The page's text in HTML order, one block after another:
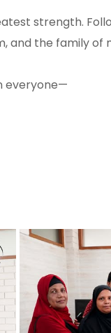
strength.
and the family
everyone—